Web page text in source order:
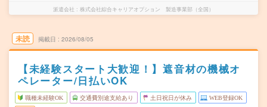
派遣会社 株式会社綜合キャリアオプション 製造事業部（全国）
未読 掲載日 2026/08/05
【未経験スタート大歓迎！】遮音材の機械オ
ペレーター/日払いOK
職種未経験OK 交通費別途支給あり 土日祝日が休み WEB登録OK